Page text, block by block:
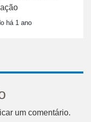
há 1 ano
um comentário.